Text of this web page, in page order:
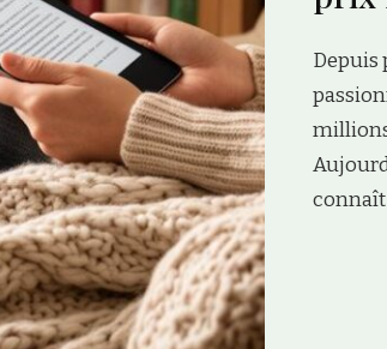
d’amour
des
romantique